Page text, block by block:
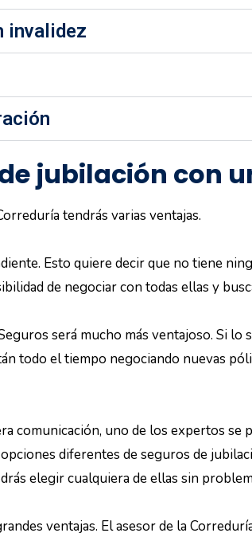
invalidez
jubilación con
tendrás varias ventajas.
Esto quiere decir que no tiene
de negociar con todas ellas y
será mucho más ventajoso. Si
todo el tiempo negociando nuevas
comunicación, uno de los expertos se
diferentes de seguros de
elegir cualquiera de ellas sin
ventajas. El asesor de la